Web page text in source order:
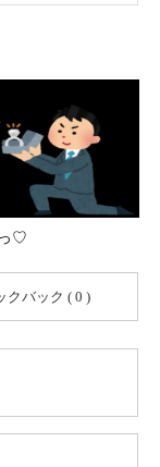
♡
クバック ( 0 )